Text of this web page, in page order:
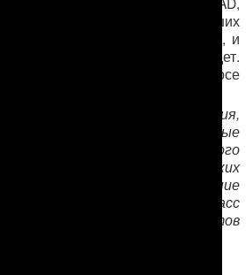
вторых и третьих курсов высших
один год в вузах США, и
IREX, закрыта не будет.
анкету на участие в конкурсе
онлайн.
некоммерческая организация,
реализуются многочисленные
по развитию лидерского
демократических
IREX является повышение
поддержка независимых масс
развитие институтов